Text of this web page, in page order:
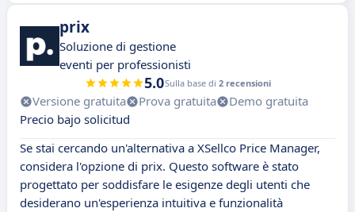
prix
Soluzione di gestione
eventi per professionisti
5.0Sulla base di 2 recensioni
Versione gratuita Prova gratuita
Demo gratuita
Precio bajo solicitud
Se stai cercando un'alternativa a XSellco Price Manager,
considera l'opzione di prix. Questo software è stato
progettato per soddisfare le esigenze degli utenti che
desiderano un'esperienza intuitiva e funzionalità